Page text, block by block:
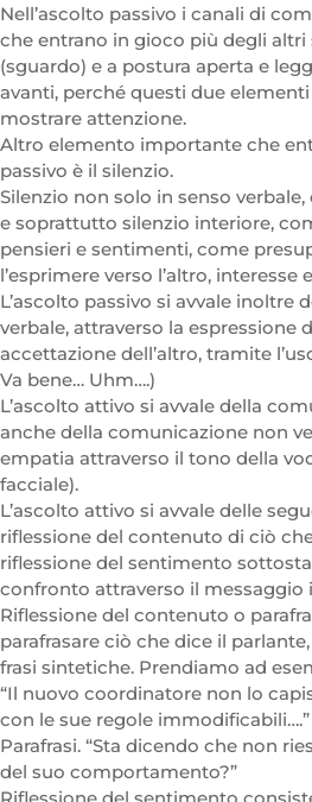
Nell’ascolto passivo i canali di
che entrano in gioco più degli
(sguardo) e a postura aperta e
avanti, perché questi due
mostrare attenzione.
Altro elemento importante che
passivo è il silenzio.
Silenzio non solo in senso
e soprattutto silenzio interiore,
pensieri e sentimenti, come
l’esprimere verso l’altro, interesse
L’ascolto passivo si avvale inoltre
verbale, attraverso la espressione
accettazione dell’altro, tramite
Va bene… Uhm….)
L’ascolto attivo si avvale della
anche della comunicazione non
empatia attraverso il tono della
facciale).
L’ascolto attivo si avvale delle
riflessione del contenuto di ciò
riflessione del sentimento
confronto attraverso il messaggio
Riflessione del contenuto o
parafrasare ciò che dice il
frasi sintetiche. Prendiamo ad
“Il nuovo coordinatore non lo
con le sue regole immodificabili….”
Parafrasi. “Sta dicendo che non
del suo comportamento?”